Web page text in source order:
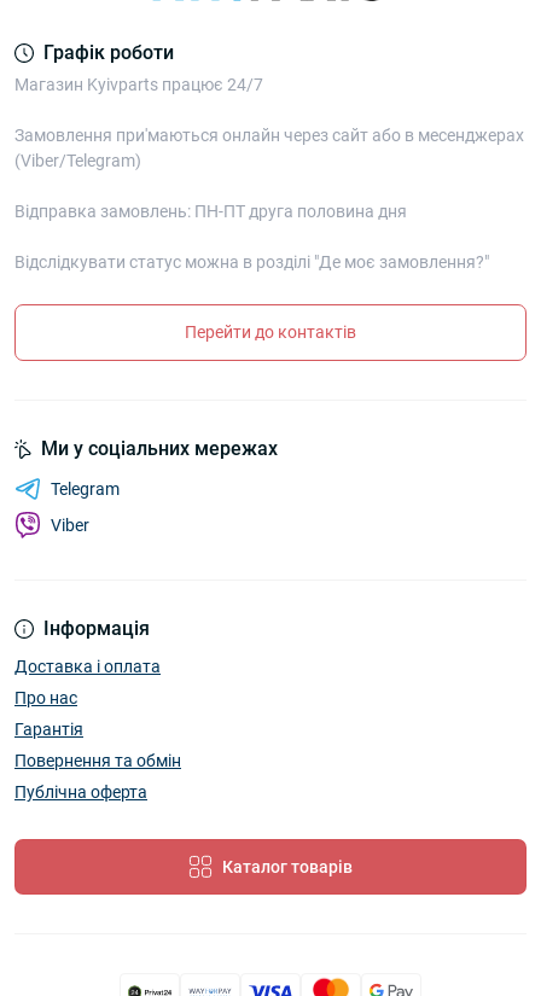
Графік роботи
Магазин Kyivparts працює 24/7
Замовлення при'маються онлайн через сайт або в месенджерах
(Viber/Telegram)
Відправка замовлень: ПН-ПТ друга половина дня
Відслідкувати статус можна в розділі "Де моє замовлення?"
Перейти до контактів
Інформація
Доставка і оплата
Про нас
Гарантія
Повернення та обмін
Публічна оферта
Каталог товарів
Ми у соціальних мережах
Telegram
Viber